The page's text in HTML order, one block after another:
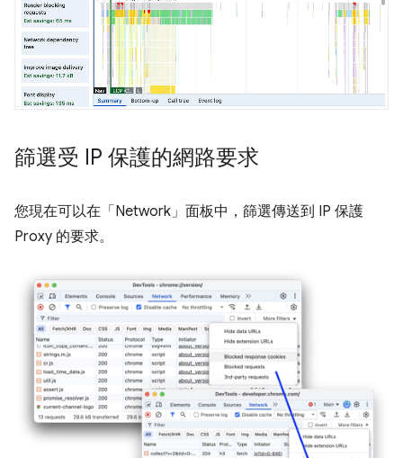
篩選受 IP 保護的網路要求
您現在可以在「Network」 面板中，篩選傳送到 IP 保護
Proxy 的要求。